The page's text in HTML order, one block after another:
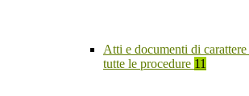
Atti e documenti di
tutte le procedure 11